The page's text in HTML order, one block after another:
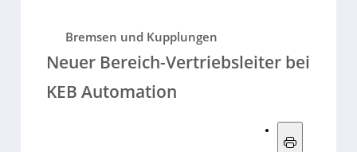
Bremsen und Kupplungen
Neuer Bereich-Vertriebsleiter bei
KEB Automation